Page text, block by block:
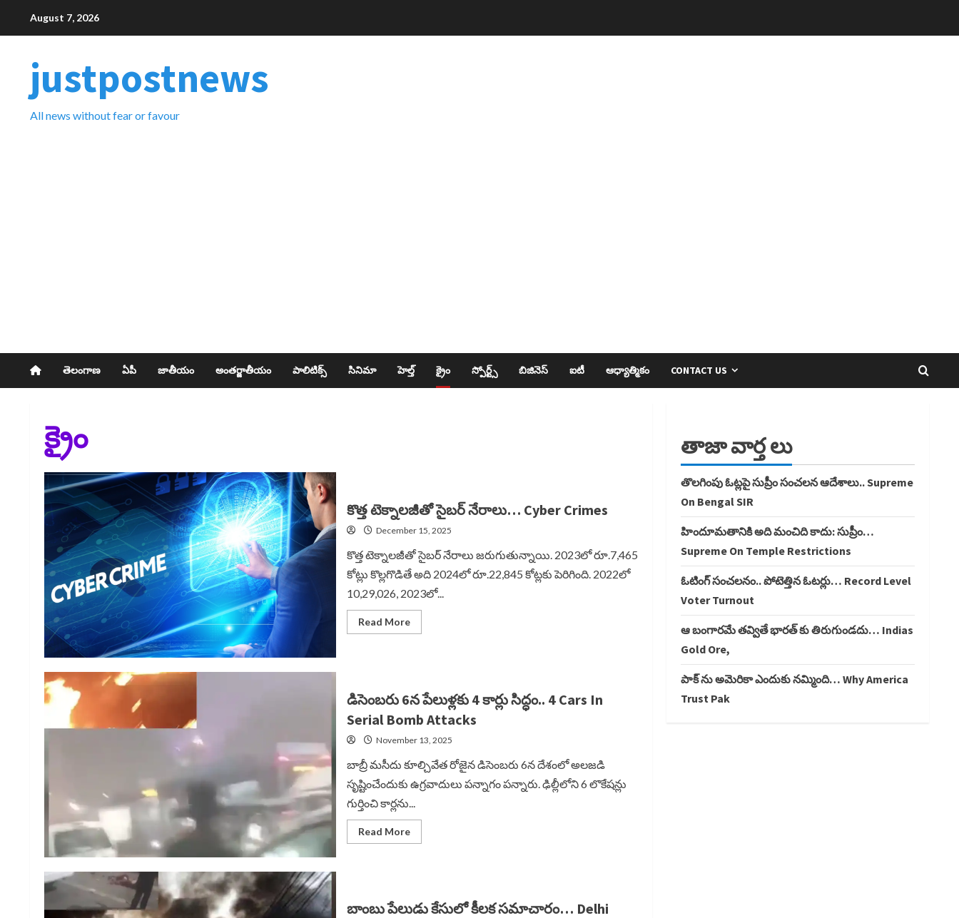
August 7, 2026
justpostnews
All news without fear or favour
తెలంగాణ ఏపీ జాతీయం అంతర్జాతీయం పాలిటిక్స్​ సినిమా హెల్త్​ క్రైం స్పోర్ట్స్​ బిజినెస్​ ఐటీ ఆధ్యాత్మికం CONTACT US
క్రైం
కొత్త టెక్నాలజీతో సైబర్ నేరాలు… Cyber Crimes
December 15, 2025
కొత్త టెక్నాలజీతో సైబర్ నేరాలు జరుగుతున్నాయి. 2023లో రూ.7,465
కోట్లు కొల్లగొడితే అది 2024లో రూ.22,845 కోట్లకు పెరిగింది. 2022లో
10,29,026, 2023లో...
Read MoreRead
more
Cyber
Crimes
డిసెంబరు 6న పేలుళ్లకు 4 కార్లు సిద్ధం.. 4 Cars In
Serial Bomb Attacks
November 13, 2025
బాబ్రీ మసీదు కూల్చివేత రోజైన డిసెంబరు 6న దేశంలో అలజడి
సృష్టించేందుకు ఉగ్రవాదులు పన్నాగం పన్నారు. ఢిల్లీలోని 6 లొకేషన్లు
గుర్తించి కార్లను...
Read MoreRead
more
కార్లు
సిద్ధం..
బాంబు పేలుడు కేసులో కీలక సమాచారం… Delhi
తాజా వార్త లు
తొలగింపు ఓట్లపై సుప్రీం సంచలన ఆదేశాలు.. Supreme
On Bengal SIR
హిందూమతానికి అది మంచిది కాదు: సుప్రీం…
Supreme On Temple Restrictions
ఓటింగ్ సంచలనం.. పోటెత్తిన ఓటర్లు… Record Level
Voter Turnout
ఆ బంగారమే తవ్వితే భారత్ కు తిరుగుండదు… Indias
Gold Ore,
పాక్ ను అమెరికా ఎందుకు నమ్మింది… Why America
Trust Pak